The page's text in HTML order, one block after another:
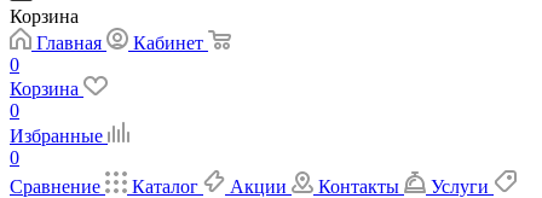
Корзина
Главная
Кабинет
0
Корзина
0
Избранные
0
Сравнение
Каталог Акции Контакты
Услуги